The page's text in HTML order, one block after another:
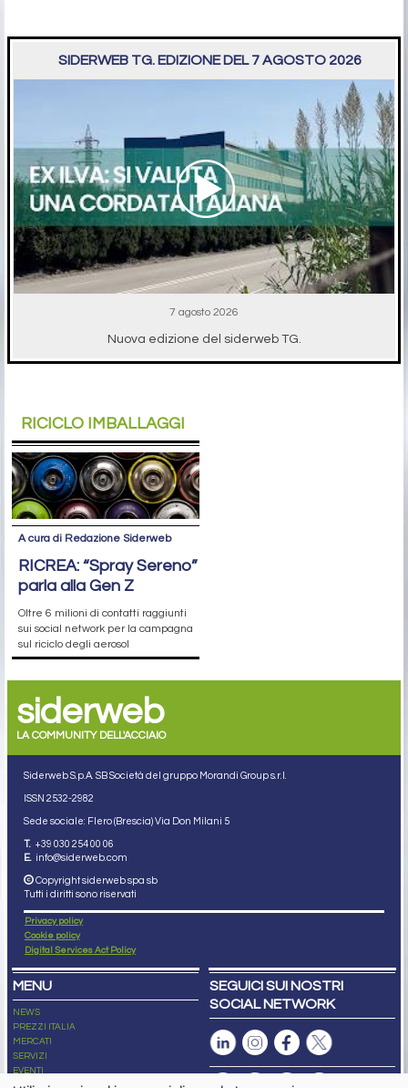
SIDERWEB TG. EDIZIONE DEL 7 AGOSTO 2026
7 agosto 2026
Nuova edizione del siderweb TG.
RICICLO IMBALLAGGI
A cura di Redazione Siderweb
RICREA: “Spray Sereno”
parla alla Gen Z
Oltre 6 milioni di contatti raggiunti
sui social network per la campagna
sul riciclo degli aerosol
siderweb
LA COMMUNITY DELL'ACCIAIO
Siderweb S.p.A. SB Società del gruppo Morandi Group s.r.l.
ISSN 2532-2982
Sede sociale: Flero (Brescia) Via Don Milani 5
T. +39 030 254 00 06
E. info@siderweb.com
Copyright siderweb spa sb
Tutti i diritti sono riservati
Privacy policy
Cookie policy
Digital Services Act Policy
MENU
NEWS
PREZZI ITALIA
MERCATI
SERVIZI
EVENTI
ABBONAMENTI
SEGUICI SUI NOSTRI
SOCIAL NETWORK